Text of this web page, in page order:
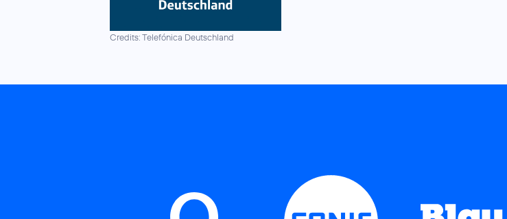
Credits: Telefónica Deutschland